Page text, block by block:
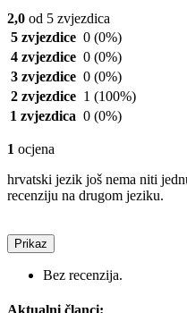
2,0 od 5 zvjezdica
5 zvjezdice 0 (0%)
4 zvjezdice 0 (0%)
3 zvjezdice 0 (0%)
2 zvjezdice 1 (100%)
1 zvjezdica 0 (0%)
1 ocjena
hrvatski jezik još nema niti
recenziju na drugom jeziku.
Prikaz
Bez recenzija.